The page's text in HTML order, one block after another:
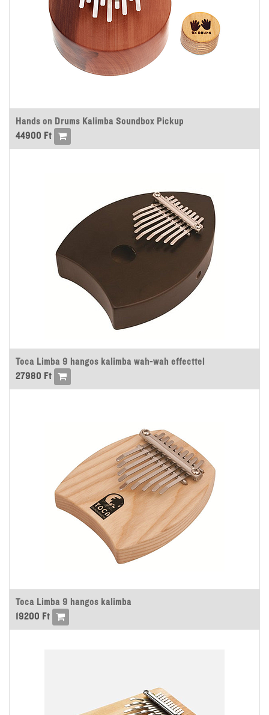
Hands on Drums Kalimba Soundbox Pickup
44900 Ft
Toca Limba 9 hangos kalimba wah-wah effecttel
27980 Ft
Toca Limba 9 hangos kalimba
19200 Ft